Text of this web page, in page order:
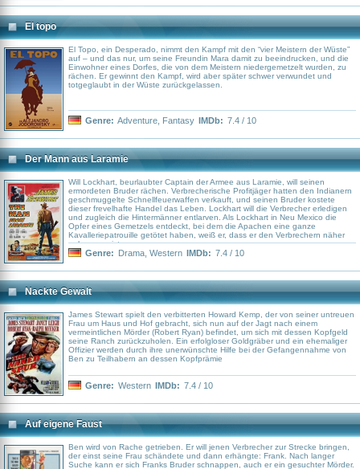
jeden Fan des Wilden Westen begeistert.
El topo
El Topo, ein Desperado, nimmt den Kampf mit den “vier Meistern der Wüste”
auf – und das nur, um seine Freundin Mara damit zu beeindrucken, und die
Einwohner eines Dorfes, die von dem Meistern niedergemetzelt wurden, zu
rächen. Er gewinnt den Kampf, wird aber später schwer verwundet und
totgeglaubt in der Wüste zurückgelassen.
Genre: Adventure Fantasy IMDb: 7.4 / 10
Der Mann aus Laramie
Will Lockhart, beurlaubter Captain der Armee aus Laramie, will seinen
ermordeten Bruder rächen. Verbrecherische Profitjäger hatten den Indianern
geschmuggelte Schnellfeuerwaffen verkauft, und seinen Bruder kostete
dieser frevelhafte Handel das Leben. Lockhart will die Verbrecher erledigen
und zugleich die Hintermänner entlarven. Als Lockhart in Neu Mexico die
Opfer eines Gemetzels entdeckt, bei dem die Apachen eine ganze
Kavalleriepatrouille getötet haben, weiß er, dass er den Verbrechern näher
gekommen ist.
Genre: Drama Western IMDb: 7.4 / 10
Nackte Gewalt
James Stewart spielt den verbitterten Howard Kemp, der von seiner untreuen
Frau um Haus und Hof gebracht, sich nun auf der Jagt nach einem
vermeintlichen Mörder (Robert Ryan) befindet, um sich mit dessen Kopfgeld
seine Ranch zurückzuholen. Ein erfolgloser Goldgräber und ein ehemaliger
Offizier werden durch ihre unerwünschte Hilfe bei der Gefangennahme von
Ben zu Teilhabern an dessen Kopfprämie
Genre: Western IMDb: 7.4 / 10
Auf eigene Faust
Ben wird von Rache getrieben. Er will jenen Verbrecher zur Strecke bringen,
der einst seine Frau schändete und dann erhängte: Frank. Nach langer
Suche kann er sich Franks Bruder schnappen, auch er ein gesuchter Mörder.